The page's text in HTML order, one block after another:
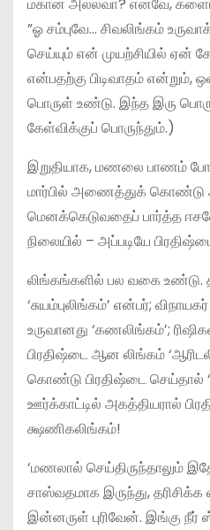
”ஓ சம்புவே… சிவலிங்கம்
செய்யும் என் முயற்சியில் ஏன்
என்பதற்கு பிடிவாதம் என்றும்,
பொருள் உண்டு. இந்த இரு
கேள்விக்குப் பொருந்தும்.)
இறுதியாக, மணலை பாணம்
மார்பில் அணைத்துக் கொண்டு
மெனக்கெடுவதைப் பார்த்த
நிலையில் – அப்படியே
லிங்கங்களில் பல வகை உண்டு.
‘சுயம்புலிங்கம்’ என்பர்;
உருவானது ‘கணலிங்கம்’;
பிரதிஷ்டை ஆன லிங்கம்
கொண்டு பிரதிஷ்டை செய்தால்
ஊர்க்காட்டில் அகத்தியரால்
க்ஷணிகலிங்கம்!
‘மணலால் செய்திருந்தாலும்
சாஸ்வதமாக இருந்து, தரிசிக்க
இன்னருள் புரிவேன். இங்கு நீர்